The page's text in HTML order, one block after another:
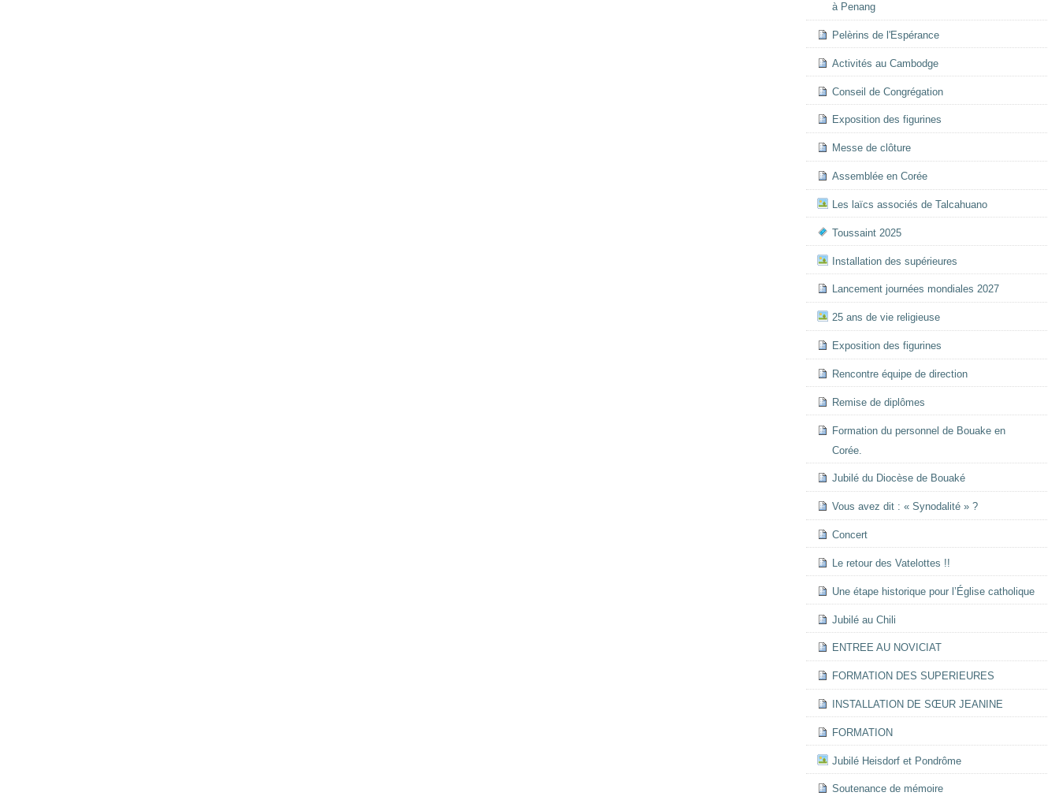
à Penang
Pelèrins de l'Espérance
Activités au Cambodge
Conseil de Congrégation
Exposition des figurines
Messe de clôture
Assemblée en Corée
Les laïcs associés de Talcahuano
Toussaint 2025
Installation des supérieures
Lancement journées mondiales 2027
25 ans de vie religieuse
Exposition des figurines
Rencontre équipe de direction
Remise de diplômes
Formation du personnel de Bouake en
Corée.
Jubilé du Diocèse de Bouaké
Vous avez dit : « Synodalité » ?
Concert
Le retour des Vatelottes !!
Une étape historique pour l’Église catholique
Jubilé au Chili
ENTREE AU NOVICIAT
FORMATION DES SUPERIEURES
INSTALLATION DE SŒUR JEANINE
FORMATION
Jubilé Heisdorf et Pondrôme
Soutenance de mémoire